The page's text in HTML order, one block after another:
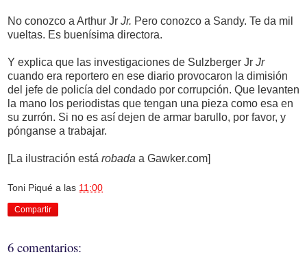
No conozco a Arthur Jr Jr. Pero conozco a Sandy. Te da mil
vueltas. Es buenísima directora.
Y explica que las investigaciones de Sulzberger Jr Jr
cuando era reportero en ese diario provocaron la dimisión
del jefe de policía del condado por corrupción. Que levanten
la mano los periodistas que tengan una pieza como esa en
su zurrón. Si no es así dejen de armar barullo, por favor, y
pónganse a trabajar.
[La ilustración está robada a Gawker.com]
Toni Piqué a las 11:00
Compartir
6 comentarios: